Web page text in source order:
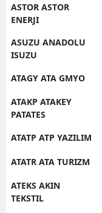
ASTOR ASTOR
ENERJI
ASUZU ANADOLU
ISUZU
ATAGY ATA GMYO
ATAKP ATAKEY
PATATES
ATATP ATP YAZILIM
ATATR ATA TURIZM
ATEKS AKIN
TEKSTIL